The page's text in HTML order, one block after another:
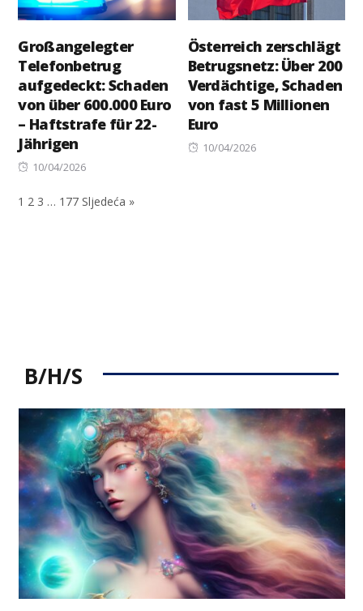
Großangelegter
Telefonbetrug
aufgedeckt: Schaden
von über 600.000 Euro
– Haftstrafe für 22-
Jährigen
Posted
10/04/2026
Österreich zerschlägt
Betrugsnetz: Über 200
Verdächtige, Schaden
von fast 5 Millionen
Euro
Posted
10/04/2026
1 2 3 … 177 Sljedeća »
B/H/S